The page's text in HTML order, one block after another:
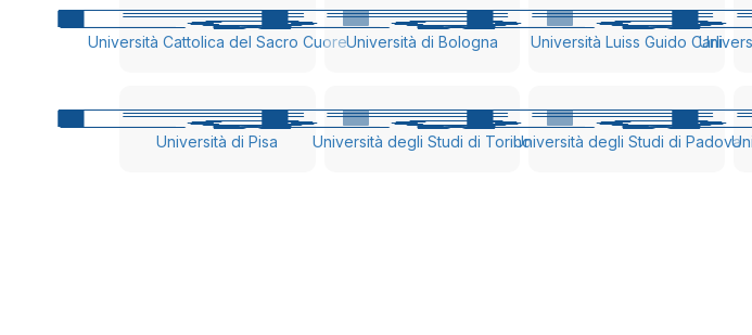
Università Cattolica del Sacro CuoreUniversità di Bologna Università Luiss Guido Carli
Università di Pisa Università degli Studi di TorinoUniversità degli Studi di Padova